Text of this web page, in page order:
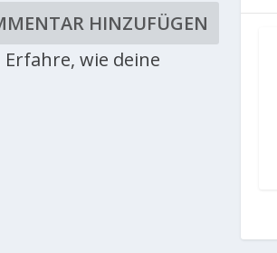
Erfahre, wie deine